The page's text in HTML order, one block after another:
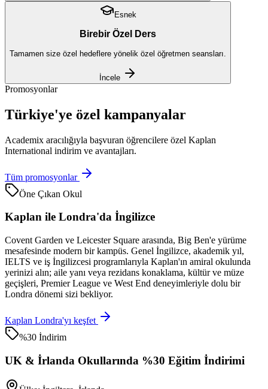
Esnek
Birebir Özel Ders
Tamamen size özel hedeflere yönelik özel öğretmen seansları.
İncele
Promosyonlar
Türkiye'ye özel kampanyalar
Academix aracılığıyla başvuran öğrencilere özel Kaplan
International indirim ve avantajları.
Tüm promosyonlar
Öne Çıkan Okul
Kaplan ile Londra'da İngilizce
Covent Garden ve Leicester Square arasında, Big Ben'e yürüme
mesafesinde modern bir kampüs. Genel İngilizce, akademik yıl,
IELTS ve iş İngilizcesi programlarıyla Kaplan'ın amiral okulunda
yerinizi alın; aile yanı veya rezidans konaklama, kültür ve müze
geçişleri, Premier League ve West End deneyimleriyle dolu bir
Londra dönemi sizi bekliyor.
Kaplan Londra'yı keşfet
%30 İndirim
UK & İrlanda Okullarında %30 Eğitim İndirimi